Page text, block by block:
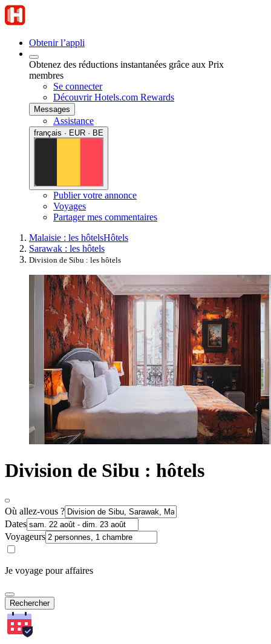
Obtenir l’appli
Obtenez des réductions instantanées grâce aux Prix
membres
Se connecter
Découvrir Hotels.com Rewards
Messages
Assistance
français · EUR · BE
Publier votre annonce
Voyages
Partager mes commentaires
Malaisie : les hôtelsHôtels
Sarawak : les hôtels
Division de Sibu : les hôtels
Division de Sibu : hôtels
Où allez-vous ?
Dates
Voyageurs
Je voyage pour affaires
Rechercher